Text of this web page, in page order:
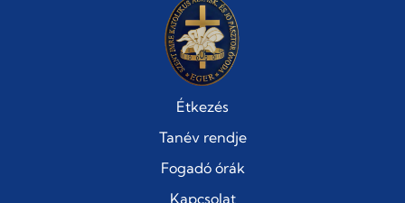
Étkezés
Tanév rendje
Fogadó órák
Kapcsolat